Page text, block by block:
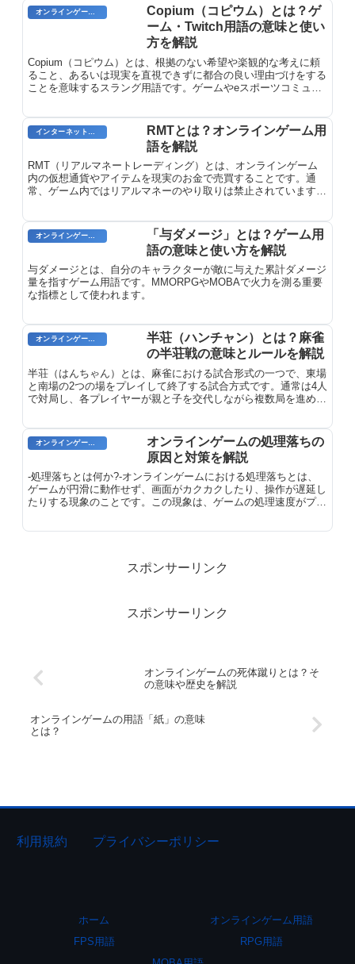
オンラインゲーム用語
Copium（コピウム）とは？ゲ
ーム・Twitch用語の意味と使い
方を解説
Copium（コピウム）とは、根拠のない希望や楽観的な考えに頼
ること、あるいは現実を直視できずに都合の良い理由づけをする
ことを意味するスラング用語です。ゲームやeスポーツコミュニ
RMTとは？オンラインゲーム用
語を解説
RMT（リアルマネートレーディング）とは、オンラインゲーム
内の仮想通貨やアイテムを現実のお金で売買することです。通
常、ゲーム内ではリアルマネーのやり取りは禁止されています
通貨の売買や、レアアイテムの販売などがあります。
「与ダメージ」とは？ゲーム用
語の意味と使い方を解説
与ダメージとは、自分のキャラクターが敵に与えた累計ダメージ
量を指すゲーム用語です。MMORPGやMOBAで火力を測る重要
な指標として使われます。
オンラインゲーム用語
半荘（ハンチャン）とは？麻雀
の半荘戦の意味とルールを解説
半荘（はんちゃん）とは、麻雀における試合形式の一つで、東場
と南場の2つの場をプレイして終了する試合方式です。通常は4人
で対局し、各プレイヤーが親と子を交代しながら複数局を進めま
用されています。
オンラインゲームの処理落ちの
原因と対策を解説
-処理落ちとは何か?-オンラインゲームにおける処理落ちとは、
ゲームが円滑に動作せず、画面がカクカクしたり、操作が遅延し
たりする現象のことです。この現象は、ゲームの処理速度がプレ
スポンサーリンク
スポンサーリンク
オンラインゲームの死体蹴りとは？そ
の意味や歴史を解説
オンラインゲームの用語「紙」の意味
とは？
利用規約 プライバシーポリシー
ホーム
オンラインゲーム用語
FPS用語
RPG用語